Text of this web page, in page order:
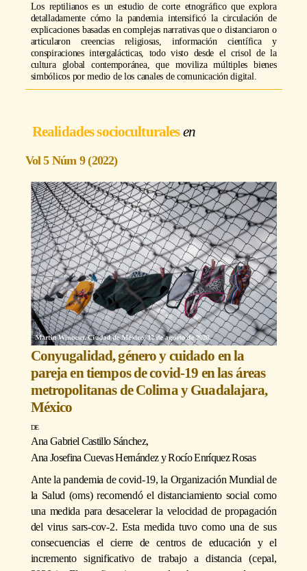
Los reptilianos es un estudio de corte etnográfico que explora
detalladamente cómo la pandemia intensificó la circulación de
explicaciones basadas en complejas narrativas que o distanciaron o
articularon creencias religiosas, información científica y
conspiraciones intergalácticas, todo visto desde el crisol de la
cultura global contemporánea, que moviliza múltiples bienes
simbólicos por medio de los canales de comunicación digital.
Realidades socioculturales
Vol 5 Núm 9 (2022)
Conyugalidad, género y cuidado en la
pareja en tiempos de covid-19 en las áreas
metropolitanas de Colima y Guadalajara,
México
Ana Gabriel Castillo Sánchez,
Ana Josefina Cuevas HernándezyRocío Enríquez Rosas
Ante la pandemia de covid-19, la Organización Mundial de
la Salud (oms) recomendó el distanciamiento social como
una medida para desacelerar la velocidad de propagación
del virus sars-cov-2. Esta medida tuvo como una de sus
consecuencias el cierre de centros de educación y el
incremento significativo de trabajo a distancia (cepal,